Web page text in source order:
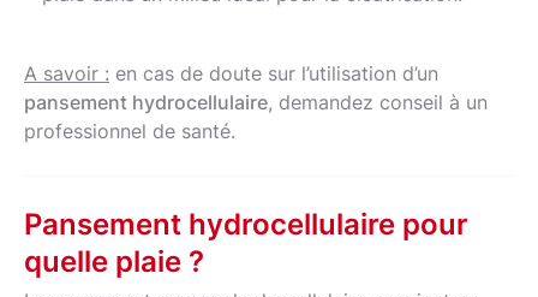
A savoir : en cas de doute sur l’utilisation d’un
pansement hydrocellulaire, demandez conseil à un
professionnel de santé.
Pansement hydrocellulaire pour
quelle plaie ?